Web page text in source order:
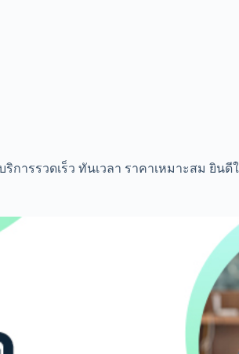
รรวดเร็ว ทันเวลา ราคาเหมาะสม ยินดี